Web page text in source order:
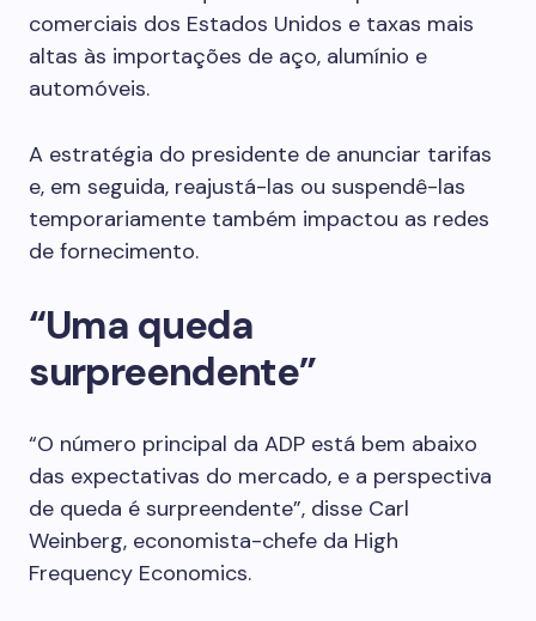
comerciais dos Estados Unidos e taxas mais
altas às importações de aço, alumínio e
automóveis.
A estratégia do presidente de anunciar tarifas
e, em seguida, reajustá-las ou suspendê-las
temporariamente também impactou as redes
de fornecimento.
“Uma queda
surpreendente”
“O número principal da ADP está bem abaixo
das expectativas do mercado, e a perspectiva
de queda é surpreendente”, disse Carl
Weinberg, economista-chefe da High
Frequency Economics.